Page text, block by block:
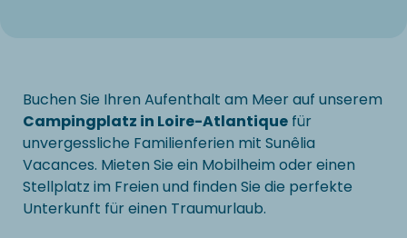
Buchen Sie Ihren Aufenthalt am Meer auf unserem
Campingplatz in Loire-Atlantiquefür
unvergessliche Familienferien mit Sunêlia
Vacances. Mieten Sie ein Mobilheim oder einen
Stellplatz im Freien und finden Sie die perfekte
Unterkunft für einen Traumurlaub.